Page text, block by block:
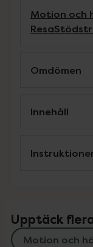
Motion och
Resa
Omdömen
Innehåll
Upptäck
Motion och